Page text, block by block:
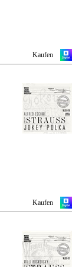
Kaufen
Kaufen